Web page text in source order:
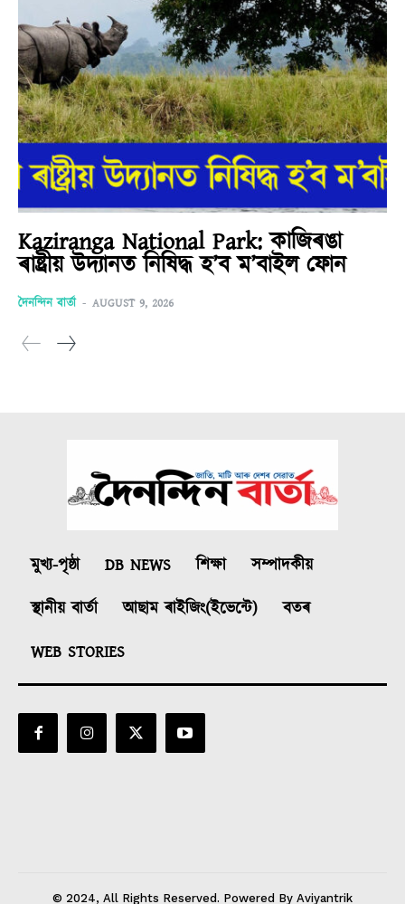
Kaziranga National Park: কাজিৰঙা
ৰাষ্ট্ৰীয় উদ্যানত নিষিদ্ধ হ’ব ম’বাইল ফোন
দৈনন্দিন বাৰ্তা - AUGUST 9, 2026
মুখ্য-পৃষ্ঠা DB NEWS শিক্ষা
সম্পাদকীয়
স্থানীয় বাৰ্তা
আছাম ৰাইজিং(ইভেন্টে)
বতৰ
WEB STORIES
© 2024, All Rights Reserved. Powered By Aviyantrik